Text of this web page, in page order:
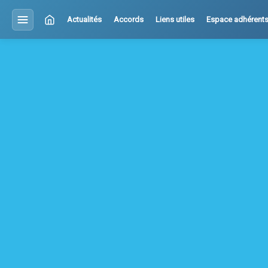
Actualités Accords Liens utiles Espace adhérents